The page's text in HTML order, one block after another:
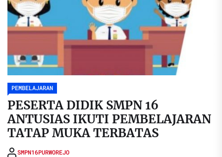
PEMBELAJARAN
PESERTA DIDIK SMPN 16
ANTUSIAS IKUTI PEMBELAJARAN
TATAP MUKA TERBATAS
SMPN16PURWOREJO